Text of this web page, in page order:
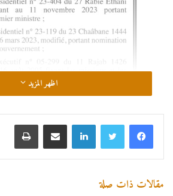
اظهر المزيد
لينكدإن مشاركة عبر البريد طباعة
مقالات ذات صلة